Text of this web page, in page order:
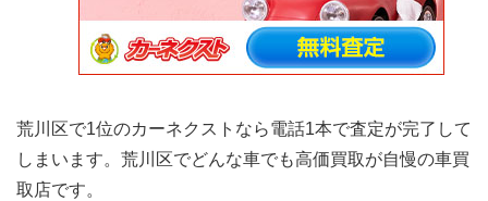
荒川区で1位のカーネクストなら電話1本で査定が完了して
しまいます。荒川区でどんな車でも高価買取が自慢の車買
取店です。